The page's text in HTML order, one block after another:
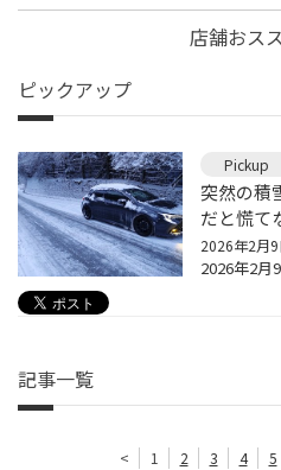
店舗おス
ピックアップ
Pickup
突然の積
だと慌て
2026年2月
記事一覧
< 1 2 3 4 5